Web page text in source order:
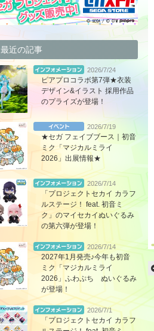
最近の記事
2026/7/24
ピアプロコラボ第7弾★衣装
デザイン&イラスト 採用作品
のプライズが登場！
2026/7/19
★セガ フェイブブース｜初音
ミク「マジカルミライ
2026」出展情報★
2026/7/14
「プロジェクトセカイ カラフ
ルステージ！ feat. 初音ミ
ク」のマイセカイぬいぐるみ
の第六弾が登場！
2026/7/14
2027年1月発売♪今年も初音
ミク「マジカルミライ
2026」ふわぷち ぬいぐるみ
が登場！
2026/7/1
「プロジェクトセカイ カラフ